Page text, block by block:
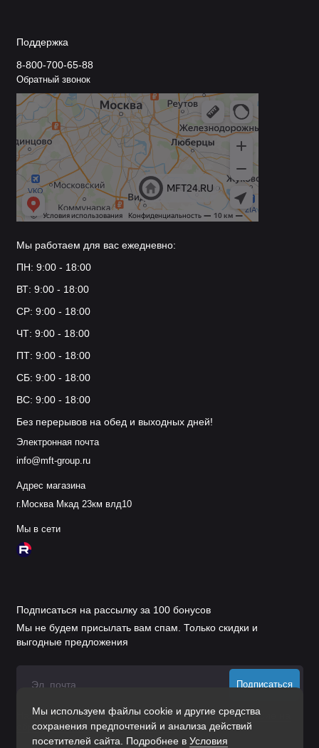
Мы используем файлы cookie и другие средства
сохранения предпочтений и анализа действий
посетителей сайта. Подробнее в Условия
Поддержка
8-800-700-65-88
Обратный звонок
Мы работаем для вас ежедневно:
ПН: 9:00 - 18:00
ВТ: 9:00 - 18:00
СР: 9:00 - 18:00
ЧТ: 9:00 - 18:00
ПТ: 9:00 - 18:00
СБ: 9:00 - 18:00
ВС: 9:00 - 18:00
Без перерывов на обед и выходных дней!
Электронная почта
info@mft-group.ru
Адрес магазина
г.Москва Мкад 23км влд10
Мы в сети
Подписаться на рассылку за 100 бонусов
Мы не будем присылать вам спам. Только скидки и
выгодные предложения
Подписаться
Нажимая на кнопку «Подписаться», Вы даетесогласие на
обработку персональных данных.